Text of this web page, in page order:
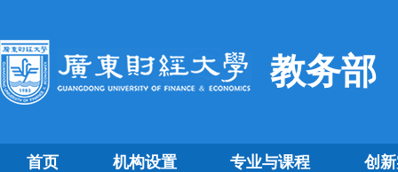
教务部
首页 机构设置 专业与课程 创